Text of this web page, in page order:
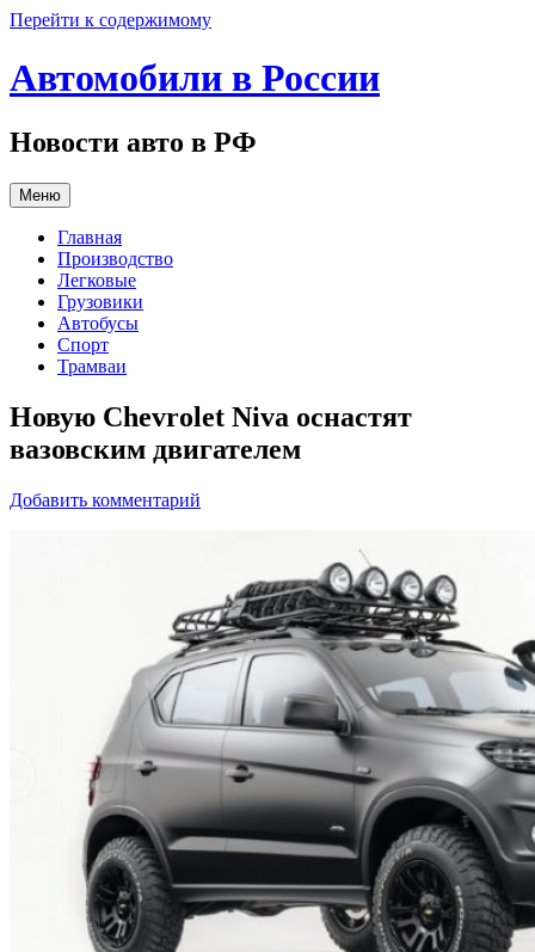
Перейти к содержимому
Автомобили в России
Новости авто в РФ
Меню
Главная
Производство
Легковые
Грузовики
Автобусы
Спорт
Трамваи
Новую Chevrolet Niva оснастят
вазовским двигателем
Добавить комментарий